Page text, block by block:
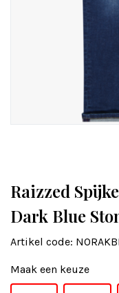
Raizzed
Dark Blue
Artikel code:
Maak een keuze